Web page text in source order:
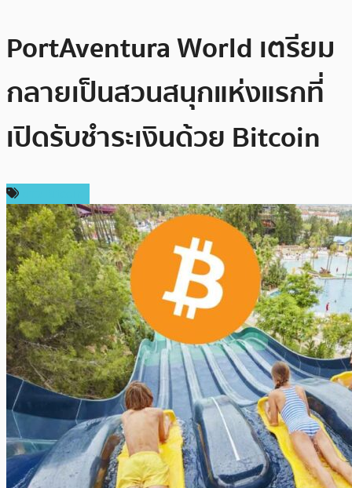
PortAventura World เตรียม
กลายเป็นสวนสนุกแห่งแรกที่
เปิดรับชำระเงินด้วย Bitcoin